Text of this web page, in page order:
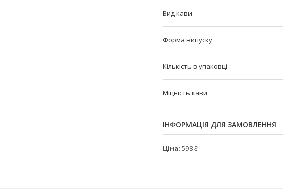
Вид кави
Форма випуску
Кількість в упаковці
Міцність кави
ІНФОРМАЦІЯ ДЛЯ ЗАМОВЛЕННЯ
Ціна: 598 ₴